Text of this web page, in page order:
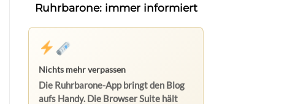
Ruhrbarone: immer informiert
Nichts mehr verpassen
Die Ruhrbarone-App bringt den Blog
aufs Handy. Die Browser Suite hält